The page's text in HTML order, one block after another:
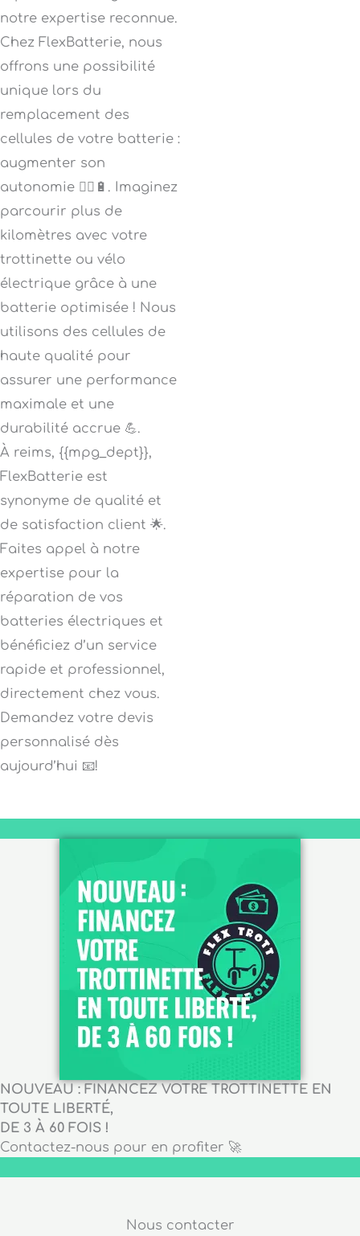
notre expertise reconnue.
Chez FlexBatterie, nous
offrons une possibilité
unique lors du
remplacement des
cellules de votre batterie :
augmenter son
autonomie 🚴‍♂️🔋. Imaginez
parcourir plus de
kilomètres avec votre
trottinette ou vélo
électrique grâce à une
batterie optimisée ! Nous
utilisons des cellules de
haute qualité pour
assurer une performance
maximale et une
durabilité accrue 💪.
À reims, {{mpg_dept}},
FlexBatterie est
synonyme de qualité et
de satisfaction client 🌟.
Faites appel à notre
expertise pour la
réparation de vos
batteries électriques et
bénéficiez d’un service
rapide et professionnel,
directement chez vous.
Demandez votre devis
personnalisé dès
aujourd’hui 📧!
NOUVEAU : FINANCEZ VOTRE TROTTINETTE EN
TOUTE LIBERTÉ,
DE 3 À 60 FOIS !
Contactez-nous pour en profiter 🚀
Nous contacter